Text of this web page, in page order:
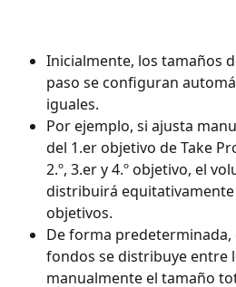
Inicialmente, los tamaños
paso se configuran
iguales.
Por ejemplo, si ajusta
del 1.er objetivo de Take
2.º, 3.er y 4.º objetivo, el
distribuirá
objetivos.
De forma predeterminada,
fondos se distribuye entre
manualmente el tamaño